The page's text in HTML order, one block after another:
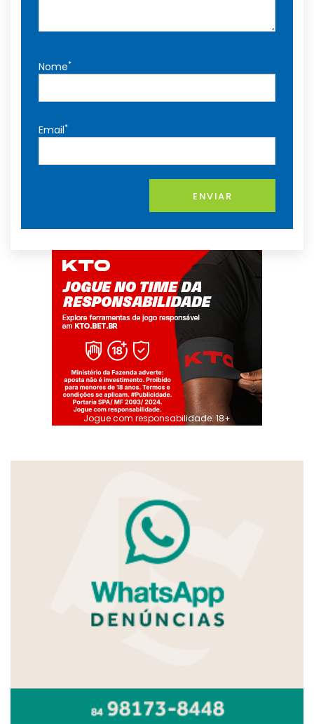
Nome*
Email*
ENVIAR
Jogue com responsabilidade. 18+